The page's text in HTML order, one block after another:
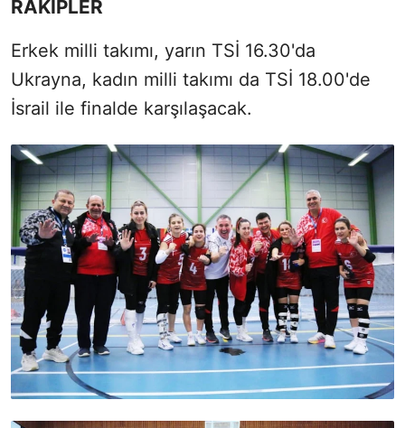
RAKİPLER
Erkek milli takımı, yarın TSİ 16.30'da
Ukrayna, kadın milli takımı da TSİ 18.00'de
İsrail ile finalde karşılaşacak.